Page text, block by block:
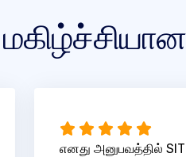
எனது அனுபவத்தில்